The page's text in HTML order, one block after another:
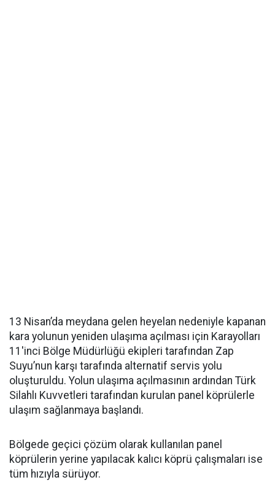
13 Nisan’da meydana gelen heyelan nedeniyle kapanan
kara yolunun yeniden ulaşıma açılması için Karayolları
11'inci Bölge Müdürlüğü ekipleri tarafından Zap
Suyu’nun karşı tarafında alternatif servis yolu
oluşturuldu. Yolun ulaşıma açılmasının ardından Türk
Silahlı Kuvvetleri tarafından kurulan panel köprülerle
ulaşım sağlanmaya başlandı.
Bölgede geçici çözüm olarak kullanılan panel
köprülerin yerine yapılacak kalıcı köprü çalışmaları ise
tüm hızıyla sürüyor.